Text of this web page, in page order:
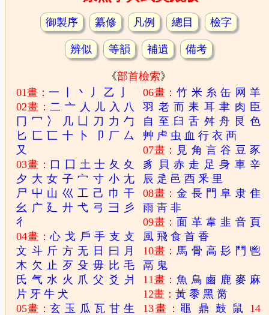
御製序 纂修 凡例 總目 檢字
辨似 等韻 補遺 備考
《部首檢索》
01畫：一 丶 丿 乙
02畫：二 亠 人 儿 入 八
冂 冖 冫 几 凵 刀 力 勹
匕 匚 匸 十 卜 卩 厂 厶
又
03畫： 口 囗 土 士 夂 夊
夕 大 女 子 宀 寸 小 尢
尸 屮 山 巛 工 己 巾 干
幺 广 廴 廾 弋 弓 彐
彡
彳
04畫：心 戈 戶 手 支 攴
文 斗 斤 方 无 日 曰 月
木 欠 止 歹 殳 毋 比 毛
氏 气 水 火 爪 父 爻 爿
片 牙 牛 犬
05畫：玄 玉 瓜 瓦 甘 生
06畫：竹 米 糸 缶 网 羊
羽 老 而 耒 耳 聿 肉 臣
自 至 臼 舌 舛 舟 艮 色
艸 虍 虫 血 行 衣 襾
07畫： 見 角 言 谷 豆 豕
豸
貝 赤 走 足 身 車 辛
辰 辵 邑 酉 釆 里
08畫：金 長 門 阜 隶 隹
雨 靑 非
09畫： 面 革 韋 韭 音 頁
風 飛 食 首 香
10畫：馬 骨 高 髟 鬥 鬯
鬲 鬼
11畫：魚 鳥 鹵 鹿 麥 麻
12畫：黃 黍 黑 黹
13畫： 黽 鼎 鼓 鼠
14